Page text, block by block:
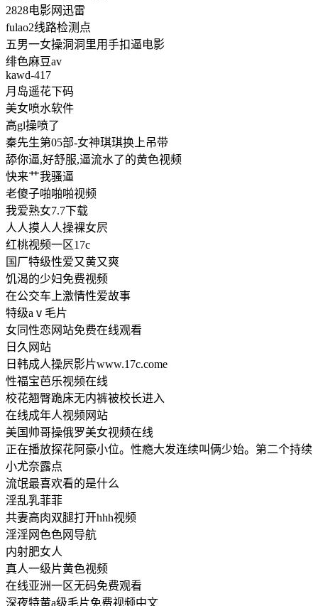
2828电影网迅雷
fulao2线路检测点
五男一女操洞洞里用手扣逼电影
绯色麻豆av
kawd-417
月岛遥花下码
美女喷水软件
高gl操喷了
秦先生第05部-女神琪琪换上吊带
舔你逼,好舒服,逼流水了的黄色视频
快来艹我骚逼
老傻子啪啪啪视频
我爱熟女7.7下载
人人摸人人操裸女屄
红桃视频一区17c
国厂特级性爱又黄又爽
饥渴的少妇免费视频
在公交车上激情性爱故事
特级aⅴ毛片
女同性恋网站免费在线观看
日久网站
日韩成人操屄影片www.17c.come
性福宝芭乐视频在线
校花翘臀跪床无内裤被校长进入
在线成年人视频网站
美国帅哥操俄罗美女视频在线
正在播放探花阿豪小位。性瘾大发连续叫俩少始。第二个持续
小尤奈露点
流氓最喜欢看的是什么
淫乱乳菲菲
共妻高肉双腿打开hhh视频
淫淫网色色网导航
内射肥女人
真人一级片黄色视频
在线亚洲一区无码免费观看
深夜特黄a级毛片免费视频中文